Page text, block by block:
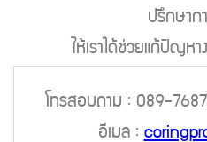
ปรึกษาก
ให้เราได้ช่วยแก้ปัญห
โทรสอบถาม : 089-
อีเมล :